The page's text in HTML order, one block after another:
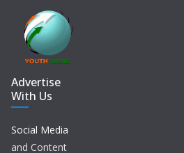
Advertise
With Us
Social Media
and Content